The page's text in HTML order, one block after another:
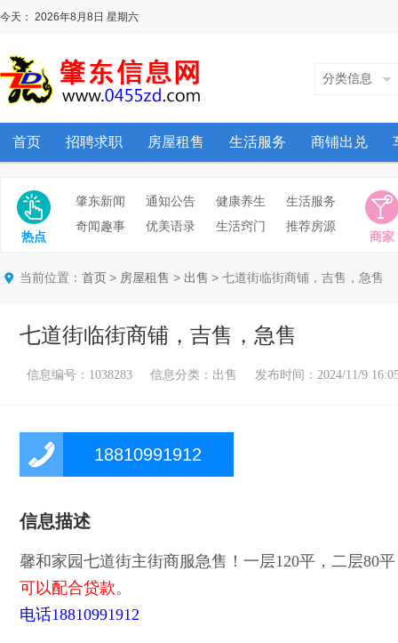
今天： 2026年8月8日 星期六
分类信息
首页 招聘求职 房屋租售 生活服务 商铺出兑
肇东新闻 通知公告 健康养生
生活服务
奇闻趣事
优美语录 生活窍门 推荐房源
热点 商家
当前位置： 首页 > 房屋租售 > 出售 > 七道街临街商铺，吉售，急售
七道街临街商铺，吉售，急售
信息编号：1038283 信息分类：出售 发布时间：2024/11/9
18810991912
信息描述
馨和家园七道街主街商服急售！一层120平，二层80
可以配合贷款。
电话18810991912